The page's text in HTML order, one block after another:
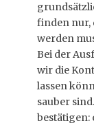
finden nur,
werden
Bei der
wir die
lassen
sauber
bestätigen: